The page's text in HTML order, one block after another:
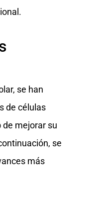
se han
de células
mejorar su
se
más